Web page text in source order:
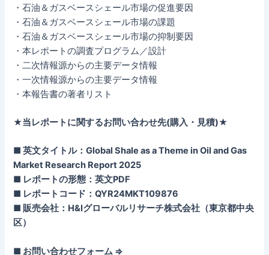
・石油＆ガスベースシェール市場の促進要因
・石油＆ガスベースシェール市場の課題
・石油＆ガスベースシェール市場の抑制要因
・本レポートの調査プログラム／設計
・二次情報源からの主要データ情報
・一次情報源からの主要データ情報
・本報告書の著者リスト
★当レポートに関するお問い合わせ先(購入・見積)★
■ 英文タイトル：Global Shale as a Theme in Oil and Gas
Market Research Report 2025
■ レポートの形態：英文PDF
■ レポートコード：QYR24MKT109876
■ 販売会社：H&Iグローバルリサーチ株式会社（東京都中央
区）
■ お問い合わせフォーム ⇒